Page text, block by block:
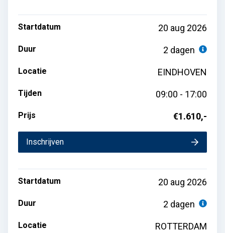
Startdatum 20 aug 2026
Duur 2 dagen
Locatie EINDHOVEN
Tijden 09:00 - 17:00
Prijs €1.610,-
Inschrijven
Startdatum 20 aug 2026
Duur 2 dagen
Locatie ROTTERDAM